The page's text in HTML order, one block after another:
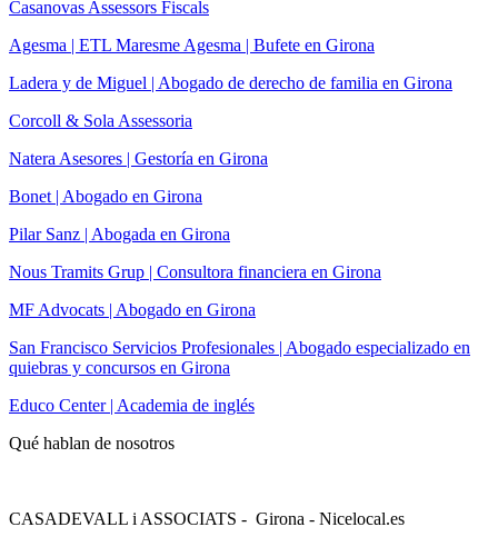
Casanovas Assessors Fiscals
Agesma | ETL Maresme Agesma | Bufete en Girona
Ladera y de Miguel | Abogado de derecho de familia en Girona
Corcoll & Sola Assessoria
Natera Asesores | Gestoría en Girona
Bonet | Abogado en Girona
Pilar Sanz | Abogada en Girona
Nous Tramits Grup | Consultora financiera en Girona
MF Advocats | Abogado en Girona
San Francisco Servicios Profesionales | Abogado especializado en
quiebras y concursos en Girona
Educo Center | Academia de inglés
Qué hablan de nosotros
CASADEVALL i ASSOCIATS - ️ Girona - Nicelocal.es